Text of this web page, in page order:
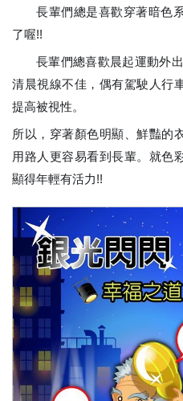
長輩們總是喜歡穿著暗色
了喔!!
長輩們總喜歡晨起運動外
清晨視線不佳，偶有駕駛人行
提高被視性。
所以，穿著顏色明顯、鮮豔的
用路人更容易看到長輩。就色
顯得年輕有活力!!